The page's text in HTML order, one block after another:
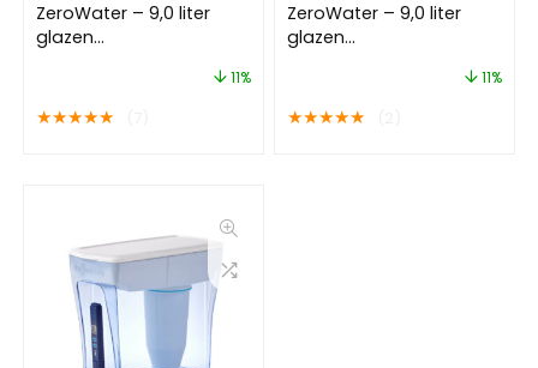
ZeroWater – 9,0 liter
glazen
11%
★★★★★
ZeroWater – 9,0 liter
glazen
11%
★★★★★